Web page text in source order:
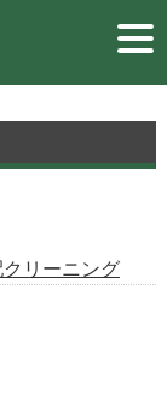
リーニング